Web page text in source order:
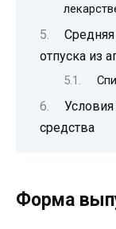
отпуска из
Условия
средства
Форма